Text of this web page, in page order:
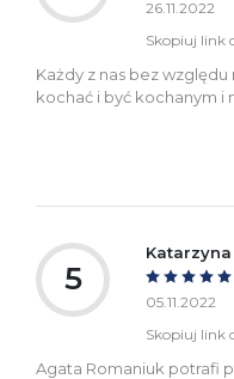
26.11.2022
Skopiuj link
Każdy z nas bez
kochać i być kochanym i
5
05.11.2022
Skopiuj link
Agata Romaniuk potrafi